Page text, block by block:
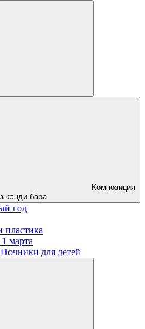
Композиция
кэнди-бара
год
пластика
марта
для детей